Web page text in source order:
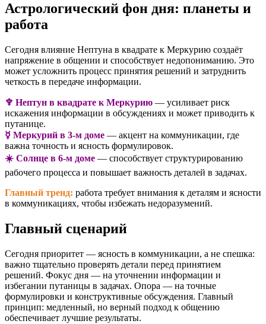
Астрологический фон дня: планеты и
работа
Сегодня влияние Нептуна в квадрате к Меркурию создаёт
напряжение в общении и способствует недопониманию. Это
может усложнить процесс принятия решений и затруднить
четкость в передаче информации.
♆ Нептун в квадрате к Меркурию — усиливает риск
искажения информации в обсуждениях и может приводить к
путанице.
☿️ Меркурий в 3-м доме — акцент на коммуникации, где
важна точность и ясность формулировок.
☀️ Солнце в 6-м доме — способствует структурированию
рабочего процесса и повышает важность деталей в задачах.
Главный тренд: работа требует внимания к деталям и ясности
в коммуникациях, чтобы избежать недоразумений.
Главный сценарий
Сегодня приоритет — ясность в коммуникации, а не спешка:
важно тщательно проверять детали перед принятием
решений. Фокус дня — на уточнении информации и
избегании путаницы в задачах. Опора — на точные
формулировки и конструктивные обсуждения. Главный
принцип: медленный, но верный подход к общению
обеспечивает лучшие результаты.